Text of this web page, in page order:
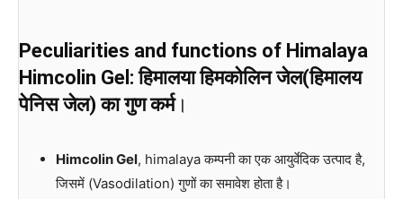
Peculiarities and functions of Himalaya
Himcolin Gel: हिमालया हिमकोलिन जेल(हिमालय
पेनिस जेल) का गुण कर्म।
Himcolin Gel, himalaya कम्पनी का एक आयुर्वेदिक उत्पाद है,
जिसमें (Vasodilation) गुणों का समावेश होता है।